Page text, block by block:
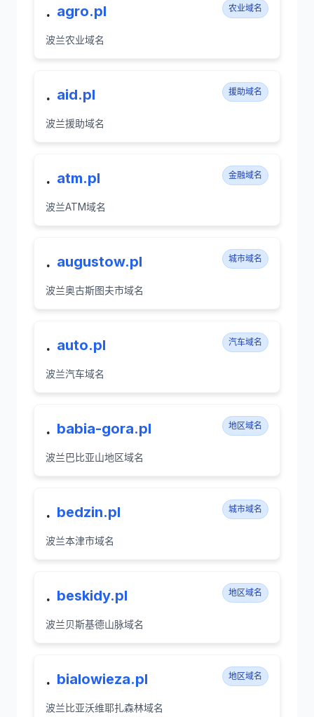
. agro.pl 农业域名
波兰农业域名
. aid.pl 援助域名
波兰援助域名
. atm.pl 金融域名
波兰ATM域名
. augustow.pl 城市域名
波兰奥古斯图夫市域名
. auto.pl 汽车域名
波兰汽车域名
. babia-gora.pl 地区域名
波兰巴比亚山地区域名
. bedzin.pl 城市域名
波兰本津市域名
. beskidy.pl 地区域名
波兰贝斯基德山脉域名
. bialowieza.pl 地区域名
波兰比亚沃维耶扎森林域名